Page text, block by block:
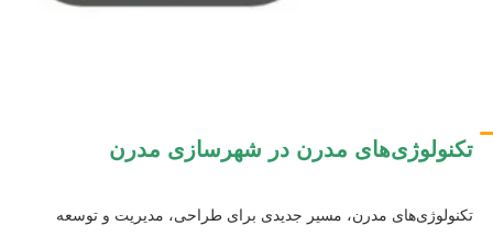
تکنولوژی‌های مدرن در شهرسازی مدرن
تکنولوژی‌های مدرن، مسیر جدیدی برای طراحی، مدیریت و توسعه